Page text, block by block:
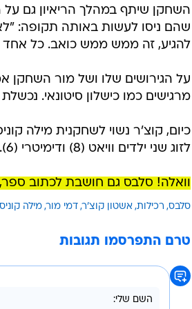
השחקן שיתף במהלך הריאיון גם
שהם ניסו לעשות באותה תקופה:
להגיע, זה ממש ממש כואב. כל אחד
על הגירושים שלו ושל מור השחקן
מרגישים כמו כישלון סיטונאי. נכשלת
לזוג שני ילדים וויאט (8) ודימיטרי (6).
וואלה! סלבס גם חושבת לכתוב
סלבס רכילות אשטון קוצ'ר דמי מור מילה קוניס
טרם התפרסמו תגובות